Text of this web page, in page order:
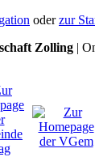
oderzur
Zolling |